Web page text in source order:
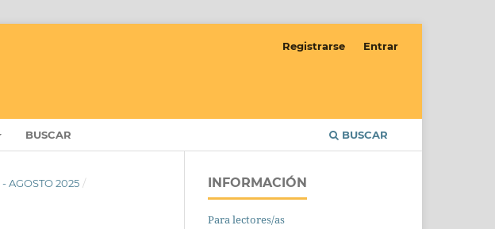
BUSCAR BUSCAR
Registrarse Entrar
AGOSTO 2025 /
INFORMACIÓN
Para lectores/as